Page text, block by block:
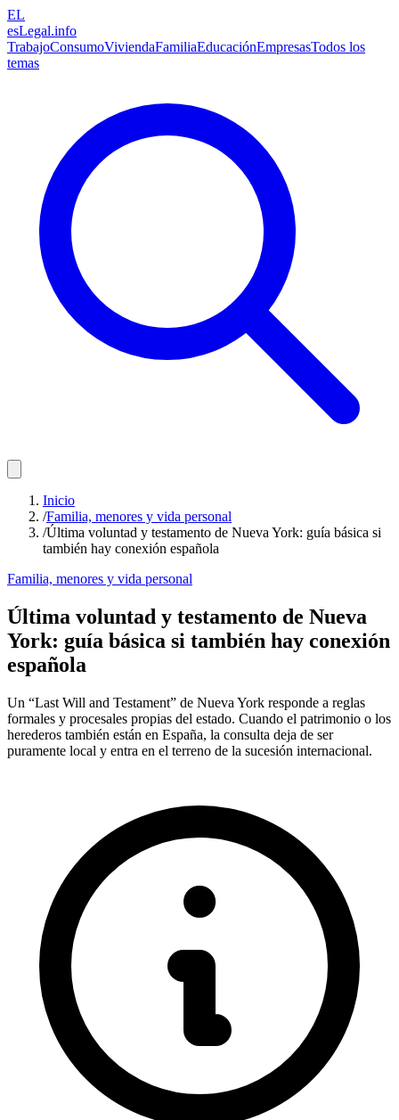
EL
esLegal.info
TrabajoConsumoViviendaFamiliaEducaciónEmpresasTodos los
temas
Inicio
/Familia, menores y vida personal
/Última voluntad y testamento de Nueva York: guía básica si
también hay conexión española
Familia, menores y vida personal
Última voluntad y testamento de Nueva
York: guía básica si también hay conexión
española
Un “Last Will and Testament” de Nueva York responde a reglas
formales y procesales propias del estado. Cuando el patrimonio o los
herederos también están en España, la consulta deja de ser
puramente local y entra en el terreno de la sucesión internacional.